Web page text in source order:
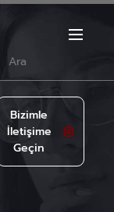
Bizimle
İletişime
Geçin